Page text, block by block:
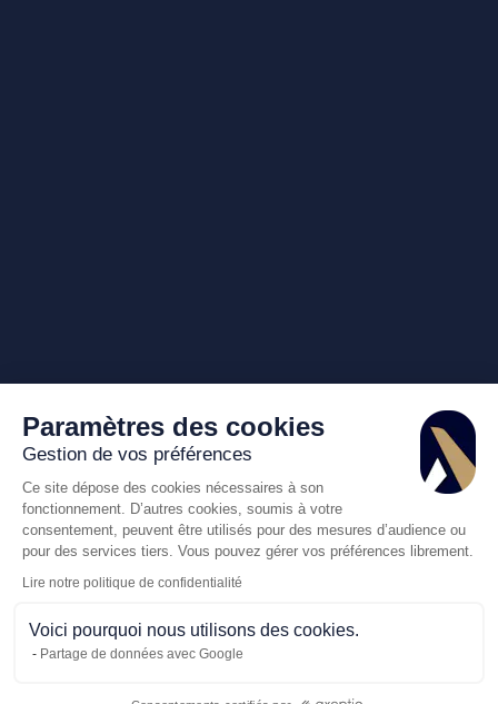
Paramètres des cookies
Gestion de vos préférences
Ce site dépose des cookies nécessaires à son
fonctionnement. D’autres cookies, soumis à votre
consentement, peuvent être utilisés pour des mesures d’audience ou
pour des services tiers. Vous pouvez gérer vos préférences librement.
Lire notre politique de confidentialité
Voici pourquoi nous utilisons des cookies.
Partage de données avec Google